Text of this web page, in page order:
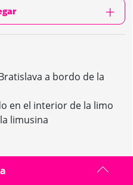
a bordo de la
en el interior de la limo
limusina